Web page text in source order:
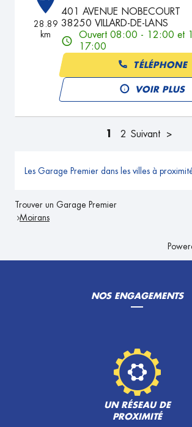
28.89
km
401 AVENUE NOBECOURT
38250 VILLARD-DE-LANS
Ouvert 08:00 - 12:00 et
17:00
TÉLÉPHONE
VOIR PLUS
1 2 Suivant
Les Garage Premier dans les villes à
Trouver un Garage Premier
Moirans
NOS ENGAGEMENTS
UN RÉSEAU DE
PROXIMITÉ